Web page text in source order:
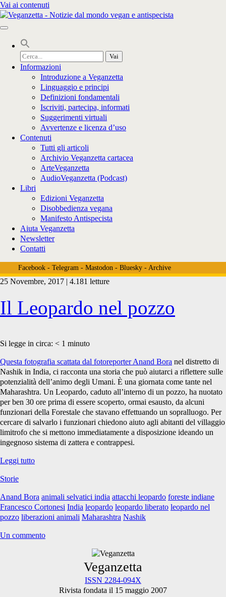
Vai ai contenuti
Cerca
per:
Informazioni
Introduzione a Veganzetta
Linguaggio e principi
Definizioni fondamentali
Iscriviti, partecipa, informati
Suggerimenti virtuali
Avvertenze e licenza d’uso
Contenuti
Tutti gli articoli
Archivio Veganzetta cartacea
ArteVeganzetta
AudioVeganzetta (Podcast)
Libri
Edizioni Veganzetta
Disobbedienza vegana
Manifesto Antispecista
Aiuta Veganzetta
Newsletter
Contatti
Facebook- Telegram- Mastodon- Bluesky- Archive
Tag:
<span>Maharashtra</span>
25 Novembre, 2017 | 4.181 letture
Il Leopardo nel pozzo
Si legge in circa: < 1 minuto
Questa fotografia scattata dal fotoreporter Anand Bora nel distretto di
Nashik in India, ci racconta una storia che può aiutarci a riflettere sulle
potenzialità dell’animo degli Umani. È una giornata come tante nel
Maharashtra. Un Leopardo, caduto all’interno di un pozzo, ha nuotato
per ben 30 ore prima di essere scoperto, ormai esausto, da alcuni
funzionari della Forestale che stavano effettuando un sopralluogo. Per
cercare di salvarlo i funzionari chiedono aiuto agli abitanti del villaggio
limitrofo che si mettono immediatamente a disposizione ideando un
ingegnoso sistema di zattera e contrappesi.
Leggi tuttoIl
Storie
Anand Bora animali selvatici india attacchi leopardo foreste indiane
Francesco Cortonesi India leopardo leopardo liberato leopardo nel
pozzo liberazioni animali Maharashtra Nashik
Un commento
Veganzetta
ISSN 2284-094X
Rivista fondata il 15 maggio 2007